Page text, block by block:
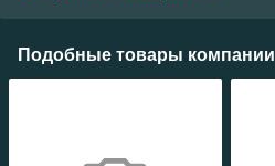
Подобные товары компании